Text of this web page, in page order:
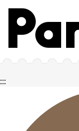
跳到主要內容區塊
網站導覽
:::